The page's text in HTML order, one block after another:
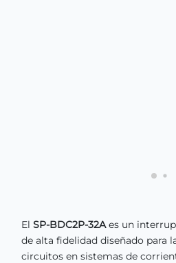
El SP-BDC2P-32Aes un
de alta fidelidad diseñado para
circuitos en sistemas de